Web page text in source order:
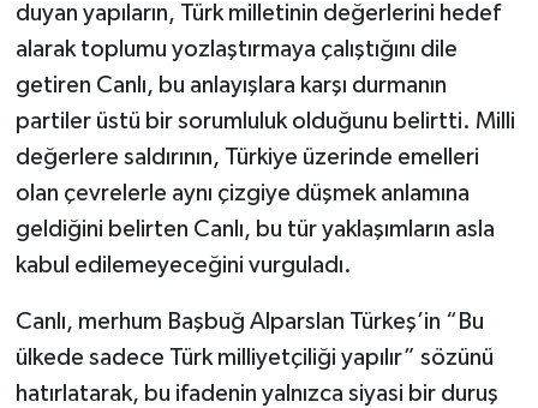
duyan yapıların, Türk milletinin değerlerini hedef
alarak toplumu yozlaştırmaya çalıştığını dile
getiren Canlı, bu anlayışlara karşı durmanın
partiler üstü bir sorumluluk olduğunu belirtti. Milli
değerlere saldırının, Türkiye üzerinde emelleri
olan çevrelerle aynı çizgiye düşmek anlamına
geldiğini belirten Canlı, bu tür yaklaşımların asla
kabul edilemeyeceğini vurguladı.
Canlı, merhum Başbuğ Alparslan Türkeş’in “Bu
ülkede sadece Türk milliyetçiliği yapılır” sözünü
hatırlatarak, bu ifadenin yalnızca siyasi bir duruş